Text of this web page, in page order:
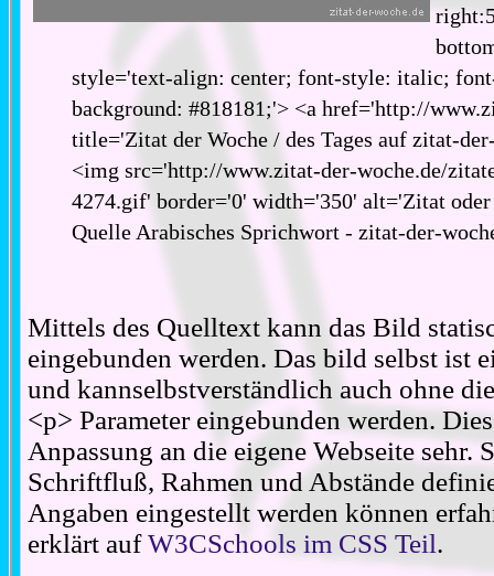
style='text-align: center; font-style: italic;
background: #818181;'> <a href='http://
title='Zitat der Woche / des Tages auf zitat-
<img src='http://www.zitat-der-woche.de/
4274.gif' border='0' width='350' alt='Zitat
Quelle Arabisches Sprichwort - zitat-der-
Mittels des Quelltext kann das Bild
eingebunden werden. Das bild selbst ist
und kannselbstverständlich auch ohne
<p> Parameter eingebunden werden.
Anpassung an die eigene Webseite sehr.
Schriftfluß, Rahmen und Abstände
Angaben eingestellt werden können
erklärt aufW3CSchools im CSS Teil.